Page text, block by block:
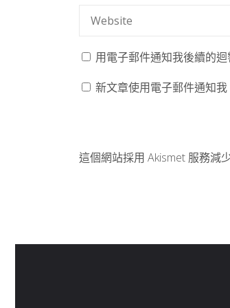
用電子郵件通知我後續的迴
新文章使用電子郵件通知我
這個網站採用 Akismet 服務減